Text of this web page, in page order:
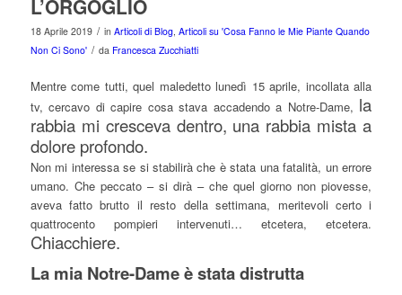
L’ORGOGLIO
18 Aprile 2019 / in Articoli di Blog, Articoli su 'Cosa Fanno le Mie Piante Quando
Non Ci Sono' / da Francesca Zucchiatti
Mentre come tutti, quel maledetto lunedì 15 aprile, incollata alla
tv, cercavo di capire cosa stava accadendo a Notre-Dame, la
rabbia mi cresceva dentro, una rabbia mista a
dolore profondo.
Non mi interessa se si stabilirà che è stata una fatalità, un errore
umano. Che peccato – si dirà – che quel giorno non piovesse,
aveva fatto brutto il resto della settimana, meritevoli certo i
quattrocento pompieri intervenuti… etcetera, etcetera.
Chiacchiere.
La mia Notre-Dame è stata distrutta